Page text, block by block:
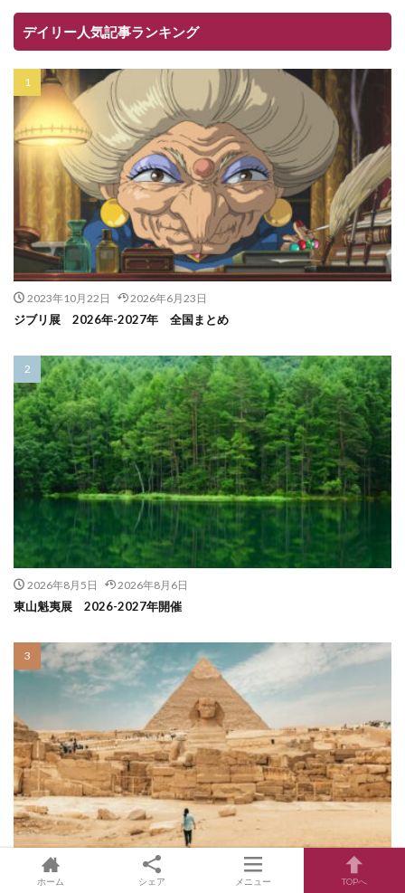
デイリー人気記事ランキング
2023年10月22日 2026年6月23日
ジブリ展 2026年-2027年 全国まとめ
2026年8月5日 2026年8月6日
東山魁夷展 2026-2027年開催
2023年10月13日 2026年3月23日
ホーム シェア メニュー TOPへ